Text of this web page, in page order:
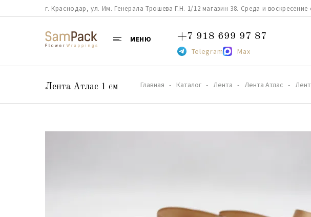
г. Краснодар, ул. Им. Генерала Трошева Г.Н. 1/12 магазин 38. Среда и воскресение
МЕНЮ +7 918 699 97 87
Telegram Max
Лента Атлас 1 см Главная Каталог Лента Лента Атлас